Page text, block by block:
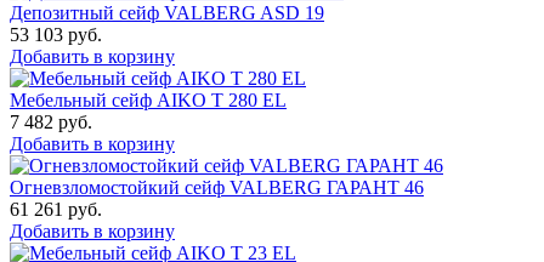
Депозитный сейф VALBERG ASD 19
53 103 руб.
Добавить в корзину
Мебельный сейф AIKO T 280 EL
7 482 руб.
Добавить в корзину
Огневзломостойкий сейф VALBERG ГАРАНТ 46
61 261 руб.
Добавить в корзину